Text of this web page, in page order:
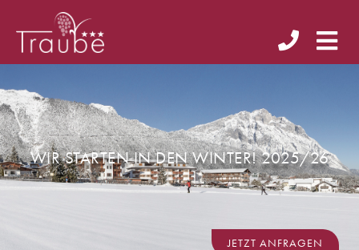
WIR STARTEN IN DEN WINTER! 2025/26
JETZT ANFRAGEN